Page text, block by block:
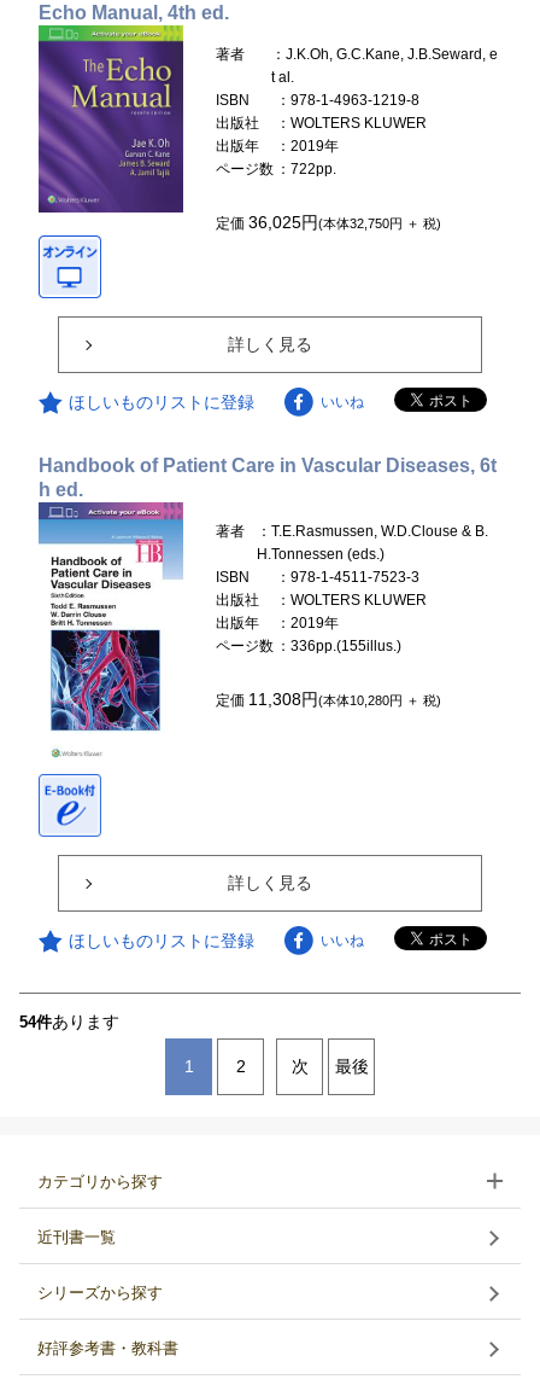
Echo Manual, 4th ed.
著者
：J.K.Oh, G.C.Kane, J.B.Seward, e
t al.
ISBN
：978-1-4963-1219-8
出版社
：WOLTERS KLUWER
出版年
：2019年
ページ数 ：722pp.
定価36,025円(本体32,750円 ＋ 税)
詳しく見る
ほしいものリストに登録 いいね
Handbook of Patient Care in Vascular Diseases, 6t
h ed.
著者
：T.E.Rasmussen, W.D.Clouse & B.
H.Tonnessen (eds.)
ISBN
：978-1-4511-7523-3
出版社
：WOLTERS KLUWER
出版年
：2019年
ページ数 ：336pp.(155illus.)
定価 11,308円(本体10,280円 ＋ 税)
詳しく見る
ほしいものリストに登録 いいね
54件あります
1 2 次 最後
カテゴリから探す
近刊書一覧
シリーズから探す
好評参考書・教科書